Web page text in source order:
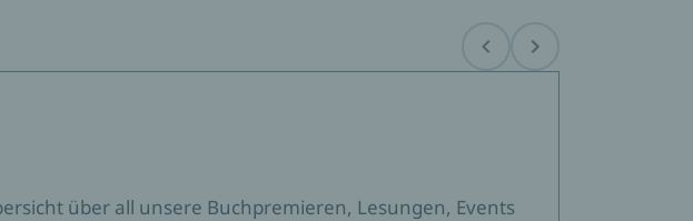
Before Next
über all unsere Buchpremieren, Lesungen, Events